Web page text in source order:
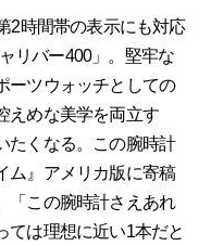
2時間帯の表示にも対応
リバー400」。堅牢な
ーツウォッチとしての
えめな美学を両立す
たくなる。この腕時計
ム』アメリカ版に寄稿
「この腕時計さえあれ
ては理想に近い1本だと